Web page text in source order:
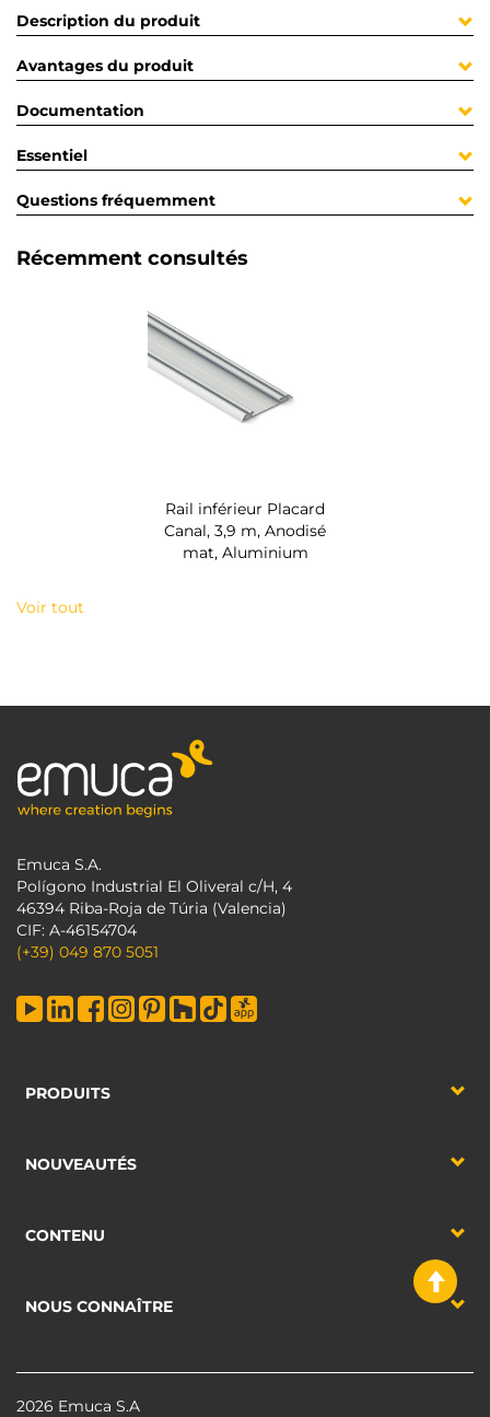
Description du produit
Avantages du produit
Documentation
Essentiel
Questions fréquemment
Récemment consultés
Rail inférieur Placard
Canal, 3,9 m, Anodisé
mat, Aluminium
Voir tout
Emuca S.A.
Polígono Industrial El Oliveral c/H, 4
46394 Riba-Roja de Túria (Valencia)
CIF: A-46154704
(+39) 049 870 5051
PRODUITS
NOUVEAUTÉS
CONTENU
NOUS CONNAÎTRE
2026 Emuca S.A